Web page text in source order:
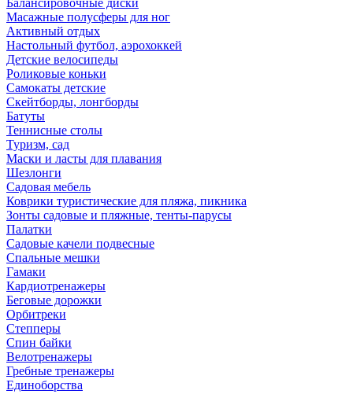
Балансировочные диски
Масажные полусферы для ног
Активный отдых
Настольный футбол, аэрохоккей
Детские велосипеды
Роликовые коньки
Самокаты детские
Скейтборды, лонгборды
Батуты
Теннисные столы
Туризм, сад
Маски и ласты для плавания
Шезлонги
Садовая мебель
Коврики туристические для пляжа, пикника
Зонты садовые и пляжные, тенты-парусы
Палатки
Садовые качели подвесные
Спальные мешки
Гамаки
Кардиотренажеры
Беговые дорожки
Орбитреки
Степперы
Спин байки
Велотренажеры
Гребные тренажеры
Единоборства